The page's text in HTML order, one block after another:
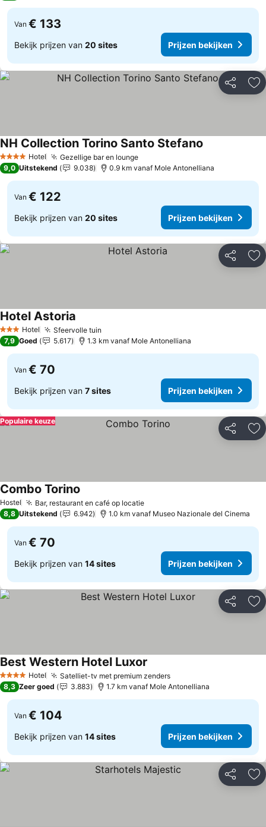
Van € 133
Bekijk prijzen van 20 sites Prijzen bekijken
Delen
4 SterrenHotel Gezellige bar en lounge
NH Collection Torino Santo Stefano
9,0 Uitstekend 9.038 0.9 km vanaf Mole Antonelliana
Van € 122
Bekijk prijzen van 20 sites Prijzen bekijken
Delen
3 SterrenHotel Sfeervolle tuin
Hotel Astoria
7,9 Goed 5.617 1.3 km vanaf Mole Antonelliana
Van € 70
Bekijk prijzen van 7 sites Prijzen bekijken
Delen
Populaire keuze
Hostel Bar, restaurant en café op locatie
Combo Torino
8,8 Uitstekend 6.942 1.0 km vanaf Museo Nazionale del Cinema
Van € 70
Bekijk prijzen van 14 sites Prijzen bekijken
Delen
4 SterrenHotel Satelliet-tv met premium zenders
Best Western Hotel Luxor
8,3 Zeer goed 3.883 1.7 km vanaf Mole Antonelliana
Van € 104
Bekijk prijzen van 14 sites Prijzen bekijken
Delen